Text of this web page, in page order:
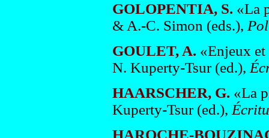
GOLOPENTIA, S. «La
& A.-C. Simon (eds.),
GOULET, A. «Enjeux
N. Kuperty-Tsur (ed.),
HAARSCHER, G. «La
Kuperty-Tsur (ed.),
HAROCHE-